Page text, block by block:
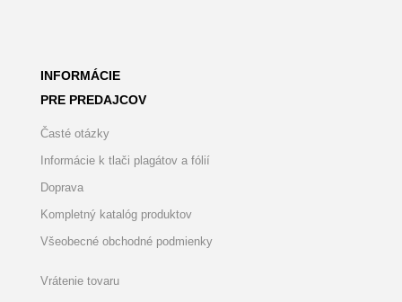
INFORMÁCIE
PRE PREDAJCOV
Časté otázky
Informácie k tlači plagátov a fólií
Doprava
Kompletný katalóg produktov
Všeobecné obchodné podmienky
Vrátenie tovaru